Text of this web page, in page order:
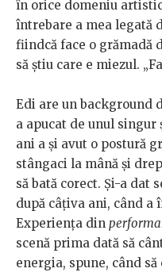
în orice domeniu
întrebare a mea legată
fiindcă face o grămadă
să știu care e miezul.
Edi are un background
a apucat de unul
ani a și avut o postură
stângaci la mână și
să bată corect. Și-a dat
după câțiva ani, când a
Experiența din
scenă prima dată să
energia, spune, când să